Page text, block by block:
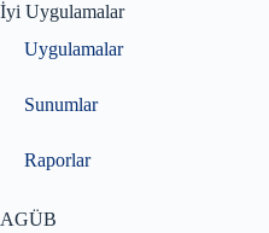
İyi Uygulamalar
Uygulamalar
Sunumlar
Raporlar
AGÜB